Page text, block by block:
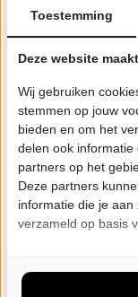
Als je denkt
en begin je
trek izjen gekke
daar!
Peace!
Piet
Eerdere
Toestemming
Deze website
Wij gebruiken
stemmen op jouw
bieden en om het
delen ook
partners op het
Deze partners
informatie die je
verzameld op basis